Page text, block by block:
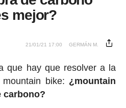
mejor?
21/01/21 17:00 GERMÁN M.
que hay que resolver a la
bike: ¿mountain
carbono?